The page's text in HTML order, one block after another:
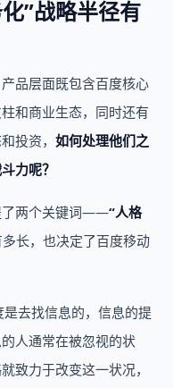
”战略半径有
品层面既包含百度核心
和商业生态，同时还有
投资， 如何处理他们之
力呢？
了两个关键词——“人格
长，也决定了百度移动
去找信息的，信息的提
人通常在被忽视的状
致力于改变这一状况，